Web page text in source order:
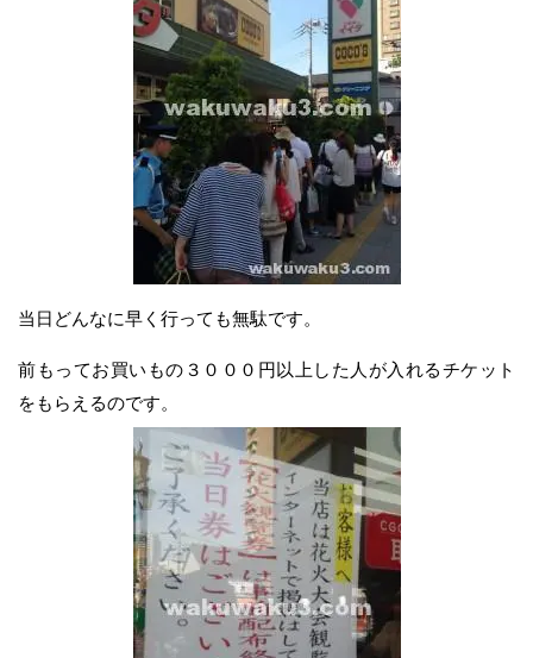
当日どんなに早く行っても無駄です。
前もってお買いもの３０００円以上した人が入れるチケット
をもらえるのです。